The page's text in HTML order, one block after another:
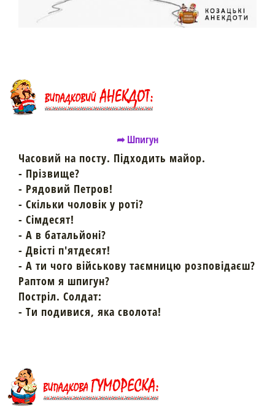
➦ Шпигун
Часовий на посту. Підходить майор.
- Прізвище?
- Рядовий Петров!
- Скільки чоловік у роті?
- Сімдесят!
- А в батальйоні?
- Двісті п'ятдесят!
- А ти чого військову таємницю розповідаєш?
Раптом я шпигун?
Постріл. Солдат:
- Ти подивися, яка сволота!